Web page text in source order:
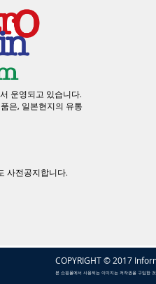
운영되고 있습니다.
은, 일본현지의 유통
사전공지합니다.
COPYRIGHT © 2017
본 쇼핑몰에서 사용되는 이미지는 저작권을 구입한